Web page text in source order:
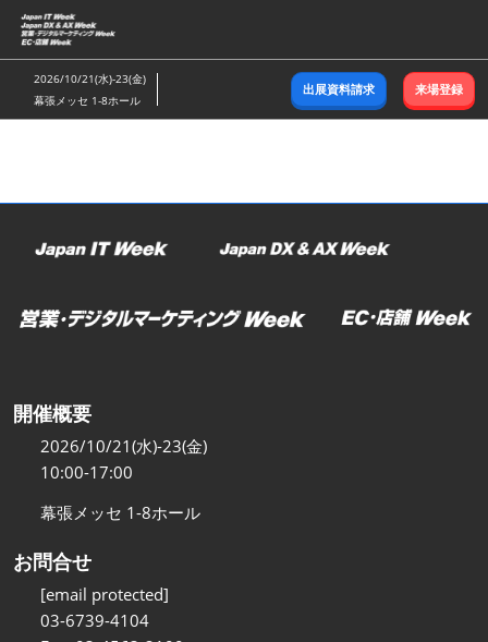
ス
キ
ッ
し
む
2026/10/21(水)-23(金)
幕張メッセ 1-8ホール
出展資料請求 来場登録
開催概要
2026/10/21(水)-23(金)
10:00-17:00
幕張メッセ 1-8ホール
お問合せ
[email protected]
03-6739-4104